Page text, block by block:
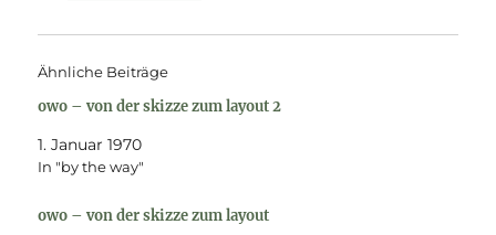
Ähnliche Beiträge
owo – von der skizze zum layout 2
1. Januar 1970
In "by the way"
owo – von der skizze zum layout